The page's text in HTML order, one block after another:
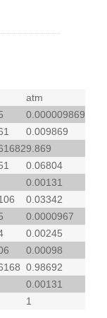
atm
0.000009869
0.009869
9.869
0.06804
0.00131
0.03342
0.0000967
0.00245
0.00098
0.98692
0.00131
1